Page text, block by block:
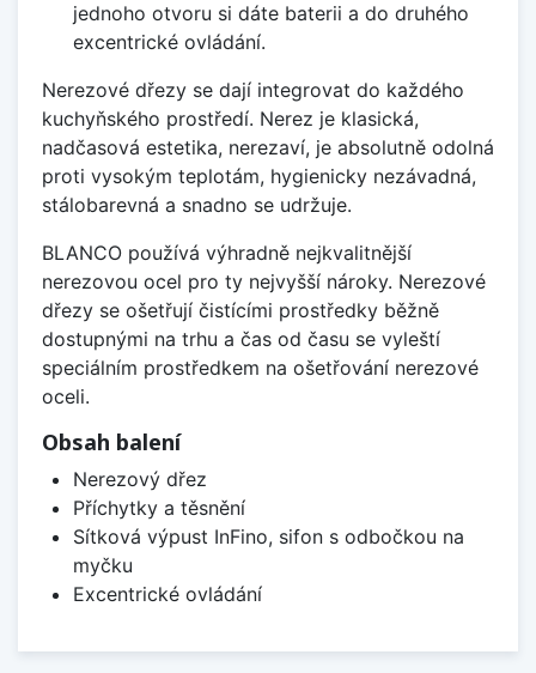
jednoho otvoru si dáte baterii a do druhého
excentrické ovládání.
Nerezové dřezy se dají integrovat do každého
kuchyňského prostředí. Nerez je klasická,
nadčasová estetika, nerezaví, je absolutně odolná
proti vysokým teplotám, hygienicky nezávadná,
stálobarevná a snadno se udržuje.
BLANCO používá výhradně nejkvalitnější
nerezovou ocel pro ty nejvyšší nároky. Nerezové
dřezy se ošetřují čistícími prostředky běžně
dostupnými na trhu a čas od času se vyleští
speciálním prostředkem na ošetřování nerezové
oceli.
Obsah balení
Nerezový dřez
Příchytky a těsnění
Sítková výpust InFino, sifon s odbočkou na
myčku
Excentrické ovládání